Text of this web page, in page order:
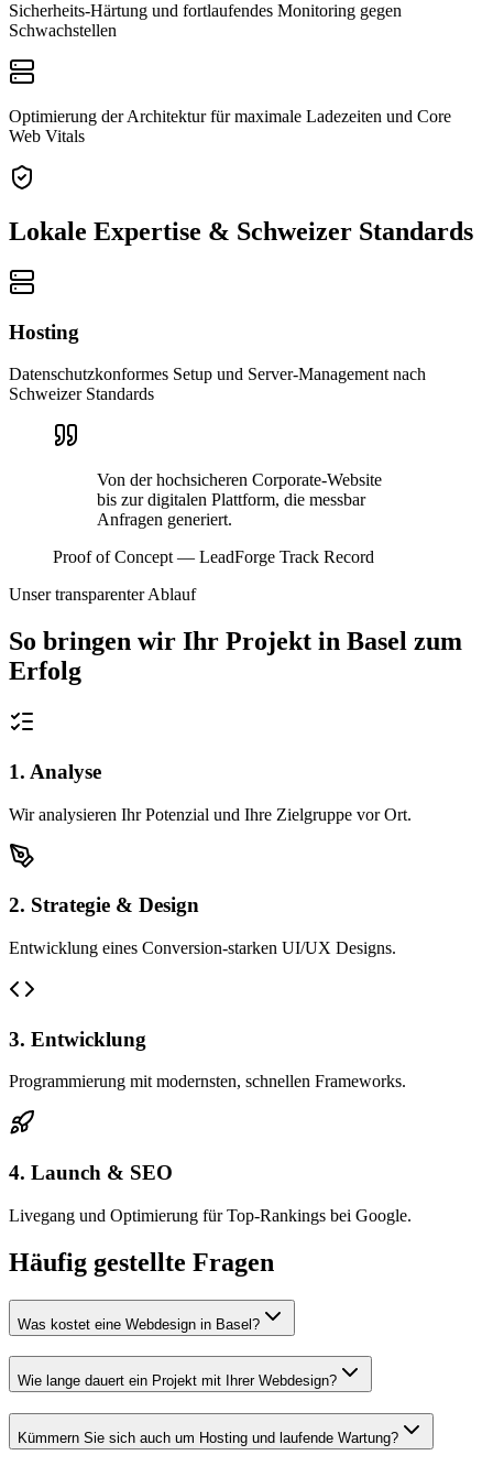
Sicherheits-Härtung und fortlaufendes Monitoring gegen
Schwachstellen
Optimierung der Architektur für maximale Ladezeiten und Core
Web Vitals
Lokale Expertise & Schweizer Standards
Hosting
Datenschutzkonformes Setup und Server-Management nach
Schweizer Standards
Von der hochsicheren Corporate-Website
bis zur digitalen Plattform, die messbar
Anfragen generiert.
Proof of Concept — LeadForge Track Record
Unser transparenter Ablauf
So bringen wir Ihr Projekt in Basel zum
Erfolg
1. Analyse
Wir analysieren Ihr Potenzial und Ihre Zielgruppe vor Ort.
2. Strategie & Design
Entwicklung eines Conversion-starken UI/UX Designs.
3. Entwicklung
Programmierung mit modernsten, schnellen Frameworks.
4. Launch & SEO
Livegang und Optimierung für Top-Rankings bei Google.
Häufig gestellte Fragen
Was kostet eine Webdesign in Basel?
Wie lange dauert ein Projekt mit Ihrer Webdesign?
Kümmern Sie sich auch um Hosting und laufende Wartung?